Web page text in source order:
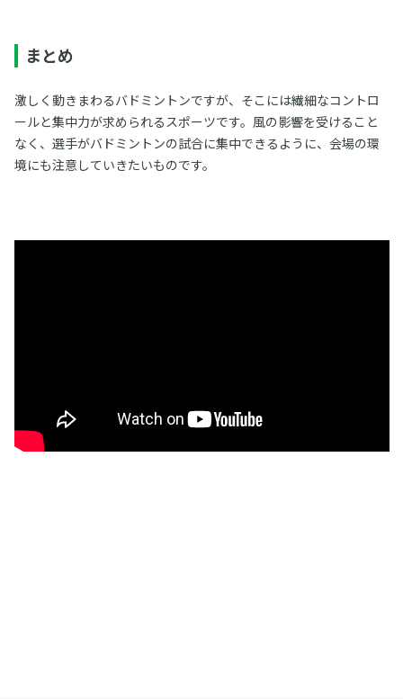
まとめ
激しく動きまわるバドミントンですが、そこには繊細なコントロ
ールと集中力が求められるスポーツです。風の影響を受けること
なく、選手がバドミントンの試合に集中できるように、会場の環
境にも注意していきたいものです。